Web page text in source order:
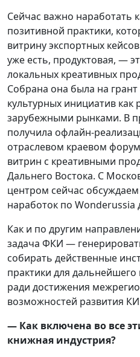
Сейчас важно наработать
позитивной практики,
витрину экспортных
уже есть, продуктовая, —
локальных креативных
Собрана она была на
культурных инициатив как
зарубежными рынками. В
получила офлайн-
отраслевом краевом
витрин с креативными
Дальнего Востока. С
центром сейчас
наработок по
Как и по другим
задача ФКИ —
собирать действенные
практики для
ради достижения
возможностей развития
— Как включена во все
книжная индустрия?